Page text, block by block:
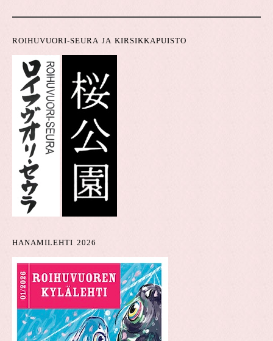
ROIHUVUORI-SEURA JA KIRSIKKAPUISTO
HANAMILEHTI 2026